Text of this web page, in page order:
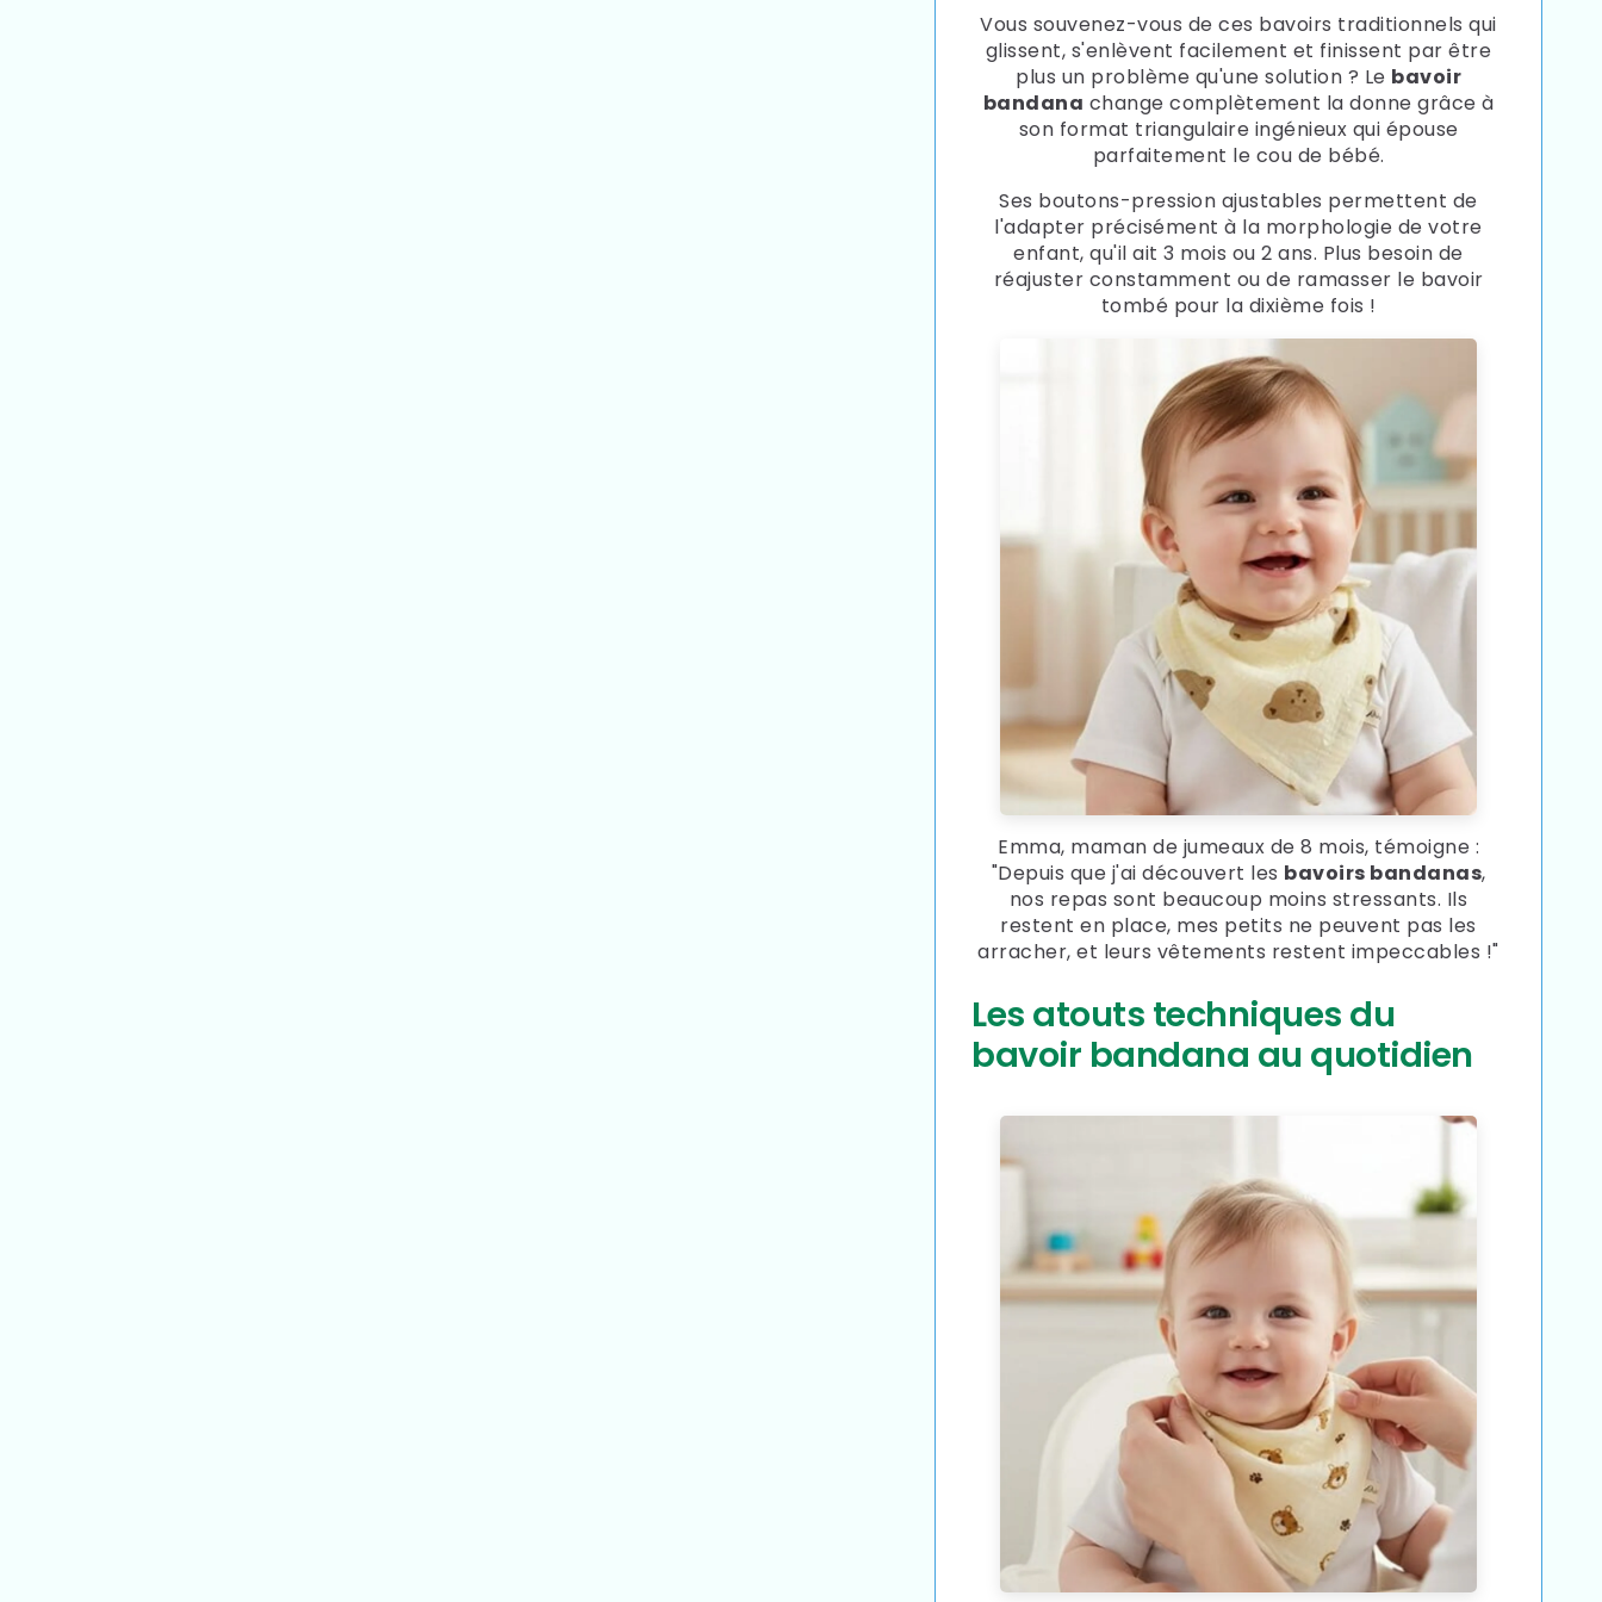
Vous souvenez-vous de ces bavoirs traditionnels qui
glissent, s'enlèvent facilement et finissent par être
plus un problème qu'une solution ? Le bavoir
bandana change complètement la donne grâce à
son format triangulaire ingénieux qui épouse
parfaitement le cou de bébé.
Ses boutons-pression ajustables permettent de
l'adapter précisément à la morphologie de votre
enfant, qu'il ait 3 mois ou 2 ans. Plus besoin de
réajuster constamment ou de ramasser le bavoir
tombé pour la dixième fois !
Emma, maman de jumeaux de 8 mois, témoigne :
"Depuis que j'ai découvert les bavoirs bandanas,
nos repas sont beaucoup moins stressants. Ils
restent en place, mes petits ne peuvent pas les
arracher, et leurs vêtements restent impeccables !"
Les atouts techniques du
bavoir bandana au quotidien